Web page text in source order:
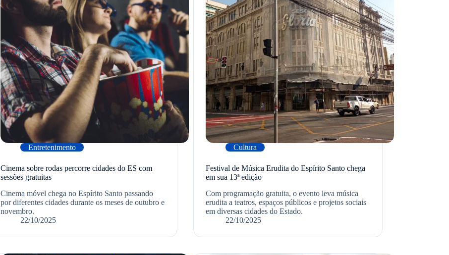
Entretenimento
Cinema sobre rodas percorre cidades do ES com
sessões gratuitas
Cinema móvel chega no Espírito Santo passando
por diferentes cidades durante os meses de outubro e
novembro.
22/10/2025
Cultura
Festival de Música Erudita do Espírito Santo chega
em sua 13ª edição
Com programação gratuita, o evento leva música
erudita a teatros, espaços públicos e projetos sociais
em diversas cidades do Estado.
22/10/2025